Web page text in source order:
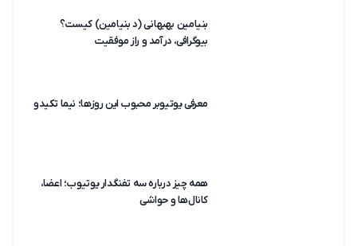
بنیامین بهبهانی (د بنیامین) کیست؟
بیوگرافی، درآمد و راز موفقیت
معرفی یوتیوبر محبوب این روزها؛ نیما تکیدو
همه چیز درباره سه تفنگدار یوتیوب؛ اعضا،
کانال‌ها و حواشی